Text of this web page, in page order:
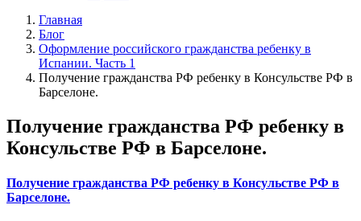
Главная
Блог
Оформление российского гражданства ребенку в
Испании. Часть 1
Получение гражданства РФ ребенку в Консульстве РФ в
Барселоне.
Получение гражданства РФ ребенку в
Консульстве РФ в Барселоне.
Получение гражданства РФ ребенку в Консульстве РФ в
Барселоне.